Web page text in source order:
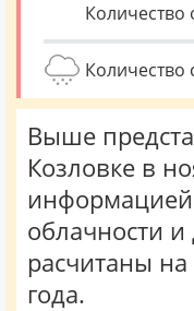
Количество
Количество
Выше
Козловке в
информацией
облачности
расчитаны
года.